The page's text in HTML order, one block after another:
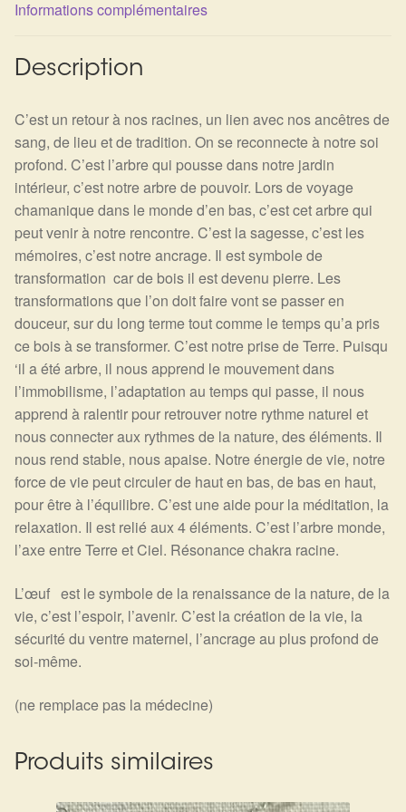
Détails du compte
Commandes
Informations complémentaires
Description
C’est un retour à nos racines, un lien avec nos ancêtres de
sang, de lieu et de tradition. On se reconnecte à notre soi
profond. C’est l’arbre qui pousse dans notre jardin
intérieur, c’est notre arbre de pouvoir. Lors de voyage
chamanique dans le monde d’en bas, c’est cet arbre qui
peut venir à notre rencontre. C’est la sagesse, c’est les
mémoires, c’est notre ancrage. Il est symbole de
transformation car de bois il est devenu pierre. Les
transformations que l’on doit faire vont se passer en
douceur, sur du long terme tout comme le temps qu’a pris
ce bois à se transformer. C’est notre prise de Terre. Puisqu
‘il a été arbre, il nous apprend le mouvement dans
l’immobilisme, l’adaptation au temps qui passe, il nous
apprend à ralentir pour retrouver notre rythme naturel et
nous connecter aux rythmes de la nature, des éléments. Il
nous rend stable, nous apaise. Notre énergie de vie, notre
force de vie peut circuler de haut en bas, de bas en haut,
pour être à l’équilibre. C’est une aide pour la méditation, la
relaxation. Il est relié aux 4 éléments. C’est l’arbre monde,
l’axe entre Terre et Ciel. Résonance chakra racine.
L’œuf est le symbole de la renaissance de la nature, de la
vie, c’est l’espoir, l’avenir. C’est la création de la vie, la
sécurité du ventre maternel, l’ancrage au plus profond de
soi-même.
(ne remplace pas la médecine)
Produits similaires